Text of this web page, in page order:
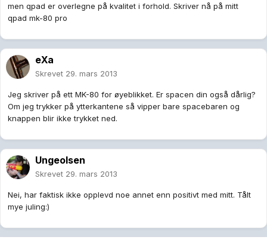
men qpad er overlegne på kvalitet i forhold. Skriver nå på mitt
qpad mk-80 pro
eXa
Skrevet 29. mars 2013
Jeg skriver på ett MK-80 for øyeblikket. Er spacen din også dårlig?
Om jeg trykker på ytterkantene så vipper bare spacebaren og
knappen blir ikke trykket ned.
Ungeolsen
Skrevet 29. mars 2013
Nei, har faktisk ikke opplevd noe annet enn positivt med mitt. Tålt
mye juling:)